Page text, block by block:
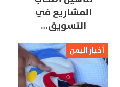
المشاريع في
التسويق…
أخبار اليمن